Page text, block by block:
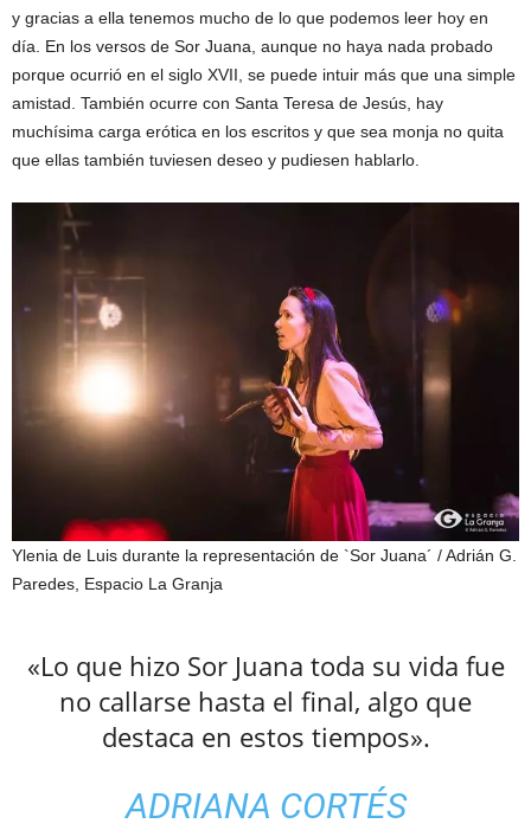
y gracias a ella tenemos mucho de lo que podemos leer hoy en
día. En los versos de Sor Juana, aunque no haya nada probado
porque ocurrió en el siglo XVII, se puede intuir más que una simple
amistad. También ocurre con Santa Teresa de Jesús, hay
muchísima carga erótica en los escritos y que sea monja no quita
que ellas también tuviesen deseo y pudiesen hablarlo.
Ylenia de Luis durante la representación de `Sor Juana´ / Adrián G.
Paredes, Espacio La Granja
«Lo que hizo Sor Juana toda su vida fue
no callarse hasta el final, algo que
destaca en estos tiempos».
ADRIANA CORTÉS